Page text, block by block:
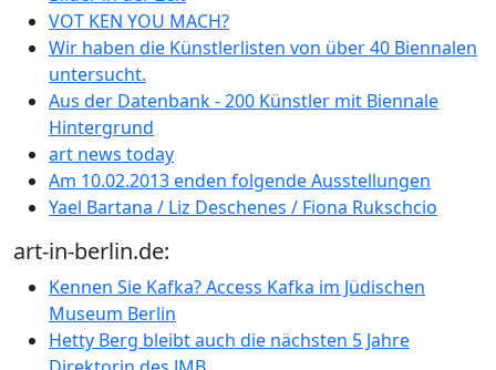
VOT KEN YOU MACH?
Wir haben die Künstlerlisten von über 40 Biennalen
untersucht.
Aus der Datenbank - 200 Künstler mit Biennale
Hintergrund
art news today
Am 10.02.2013 enden folgende Ausstellungen
Yael Bartana / Liz Deschenes / Fiona Rukschcio
art-in-berlin.de:
Kennen Sie Kafka? Access Kafka im Jüdischen
Museum Berlin
Hetty Berg bleibt auch die nächsten 5 Jahre